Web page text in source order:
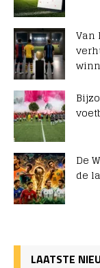
Van
De
de
LAATSTE